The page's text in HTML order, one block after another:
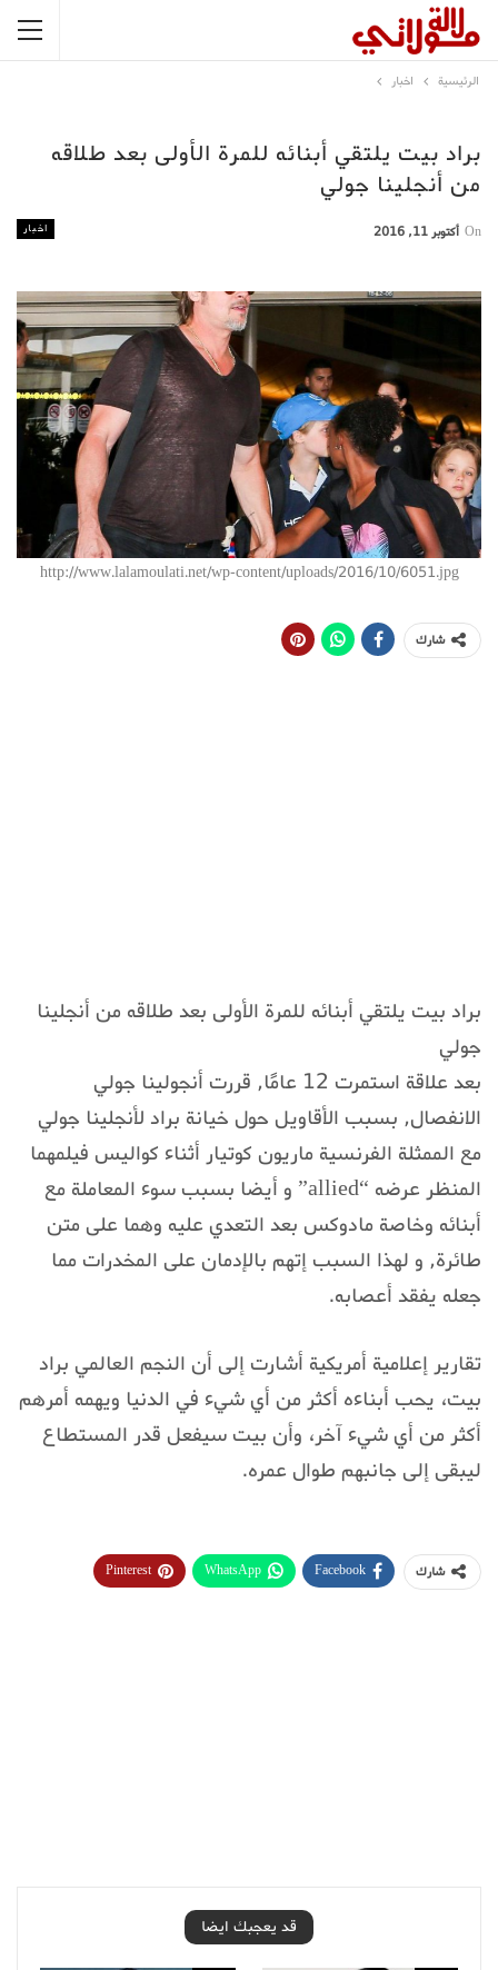
الرئيسية اخبار
براد بيت يلتقي أبنائه للمرة الأولى بعد طلاقه
من أنجلينا جولي
اخبار On أكتوبر 11, 2016
http://www.lalamoulati.net/wp-content/uploads/2016/10/6051.jpg
شارك
براد بيت يلتقي أبنائه للمرة الأولى بعد طلاقه من أنجلينا
جولي
بعد علاقة استمرت 12 عامًا, قررت أنجولينا جولي
الانفصال, بسبب الأقاويل حول خيانة براد لأنجلينا جولي
مع الممثلة الفرنسية ماريون كوتيار أثناء كواليس فيلمهما
المنظر عرضه “allied” و أيضا بسبب سوء المعاملة مع
أبنائه وخاصة مادوكس بعد التعدي عليه وهما على متن
طائرة, و لهذا السبب إتهم بالإدمان على المخدرات مما
جعله يفقد أعصابه.
تقارير إعلامية أمريكية أشارت إلى أن النجم العالمي براد
بيت، يحب أبناءه أكثر من أي شيء في الدنيا ويهمه أمرهم
أكثر من أي شيء آخر، وأن بيت سيفعل قدر المستطاع
ليبقى إلى جانبهم طوال عمره.
شارك Facebook
WhatsApp
Pinterest
قد يعجبك ايضا